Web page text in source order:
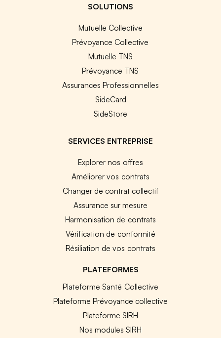
SOLUTIONS
Mutuelle Collective
Prévoyance Collective
Mutuelle TNS
Prévoyance TNS
Assurances Professionnelles
SideCard
SideStore
SERVICES ENTREPRISE
Explorer nos offres
Améliorer vos contrats
Changer de contrat collectif
Assurance sur mesure
Harmonisation de contrats
Vérification de conformité
Résiliation de vos contrats
PLATEFORMES
Plateforme Santé Collective
Plateforme Prévoyance collective
Plateforme SIRH
Nos modules SIRH